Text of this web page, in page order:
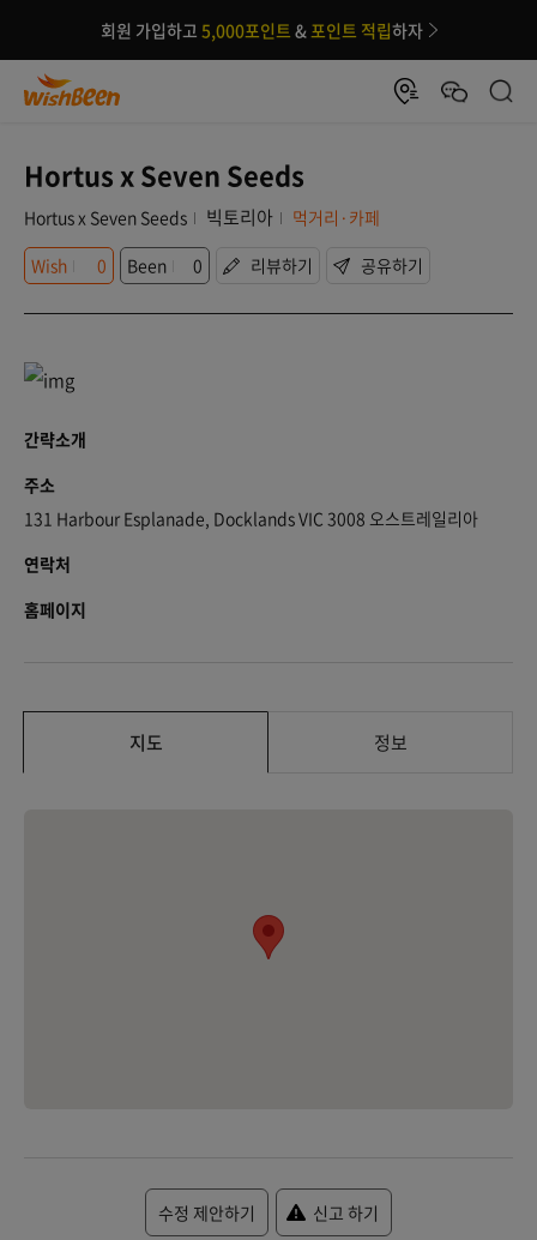
회원 가입하고 5,000포인트 &포인트 적립하자
Hortus x Seven Seeds
Hortus x Seven Seeds 빅토리아
먹거리·카페
Wish
0 Been 0 리뷰하기 공유하기
간략소개
주소
131 Harbour Esplanade, Docklands VIC 3008 오스트레일리아
연락처
홈페이지
지도 정보
수정 제안하기 신고 하기